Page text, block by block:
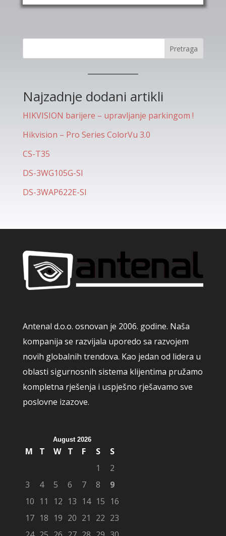
Pretraga
Najzadnje dodani artikli
HIKVISION barijere – upravljanje parkingom !
Hikvision – Pro Series ColorVu 3.0
CS-T35
DS-3WG105G-SI
DS-3WAP622E-SI
Antenal d.o.o. osnovan je 2006. godine. Naša
kompanija se razvijala uporedo sa razvojem
novih globalnih trendova. Kao jedan od lidera u
oblasti sigurnosnih sistema klijentima pružamo
kompletna rješenja i uspješno rješavamo sve
poslovne izazove.
August 2026
M T W T F S
S
1
2
3
4 5 6 7 8
9
10 11 12 13 14 15 16
17 18 19 20 21 22 23